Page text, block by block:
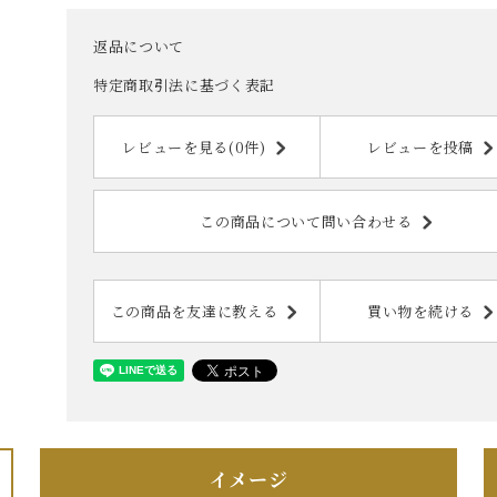
返品について
特定商取引法に基づく表記
レビューを見る(0件) レビューを投稿
この商品について問い合わせる
この商品を友達に教える 買い物を続ける
イメージ